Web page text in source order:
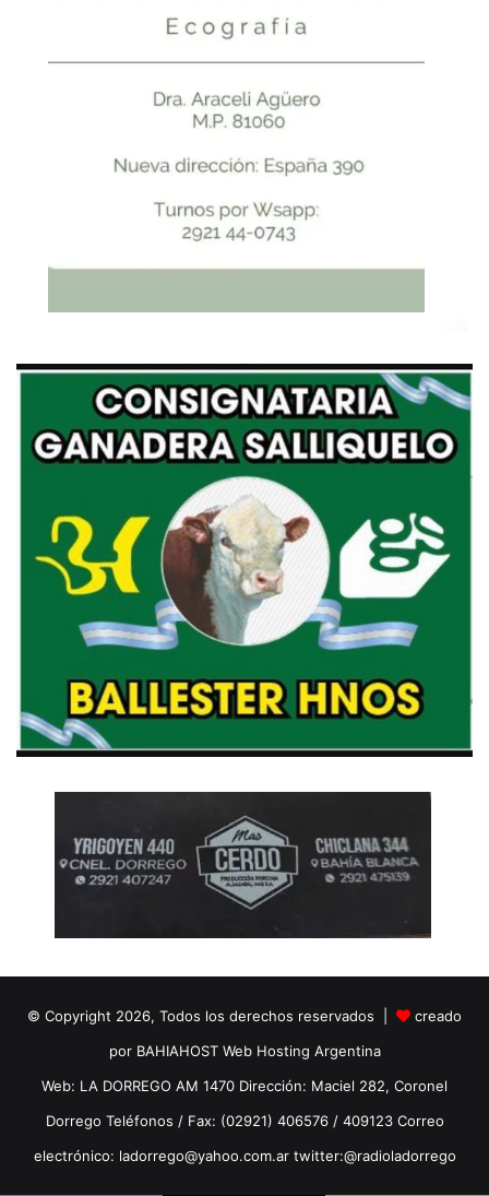
© Copyright 2026, Todos los derechos reservados |
creado
por BAHIAHOST Web Hosting Argentina
Web: LA DORREGO AM 1470 Dirección: Maciel 282, Coronel
Dorrego Teléfonos / Fax: (02921) 406576 / 409123 Correo
electrónico: ladorrego@yahoo.com.ar twitter:@radioladorrego